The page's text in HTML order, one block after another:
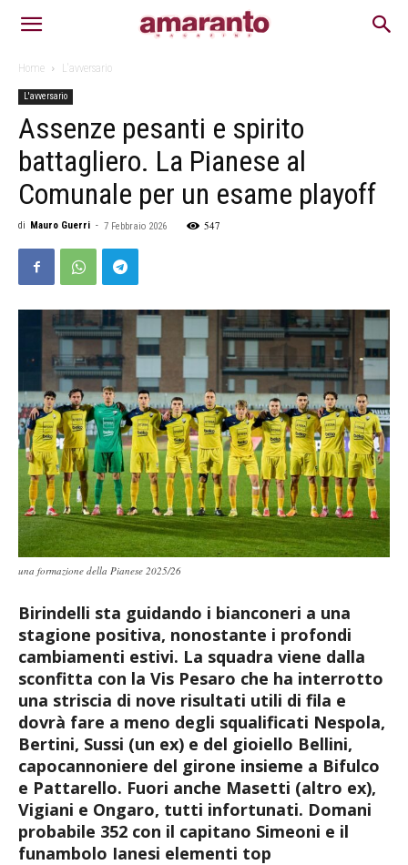
Home L'avversario
L'avversario
Assenze pesanti e spirito
battagliero. La Pianese al
Comunale per un esame playoff
di Mauro Guerri - 7 Febbraio 2026 547
una formazione della Pianese 2025/26
Birindelli sta guidando i bianconeri a una
stagione positiva, nonostante i profondi
cambiamenti estivi. La squadra viene dalla
sconfitta con la Vis Pesaro che ha interrotto
una striscia di nove risultati utili di fila e
dovrà fare a meno degli squalificati Nespola,
Bertini, Sussi (un ex) e del gioiello Bellini,
capocannoniere del girone insieme a Bifulco
e Pattarello. Fuori anche Masetti (altro ex),
Vigiani e Ongaro, tutti infortunati. Domani
probabile 352 con il capitano Simeoni e il
funambolo Ianesi elementi top